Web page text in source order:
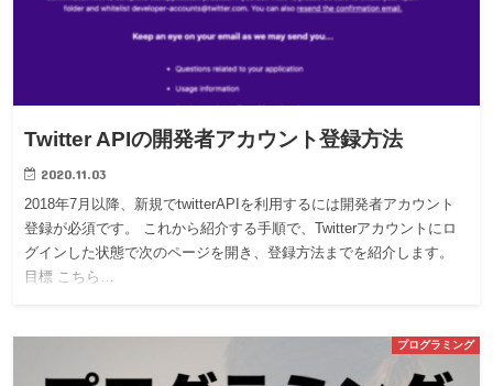
Twitter APIの開発者アカウント登録方法
2020.11.03
2018年7月以降、新規でtwitterAPIを利用するには開発者アカウント
登録が必須です。 これから紹介する手順で、Twitterアカウントにロ
グインした状態で次のページを開き、登録方法までを紹介します。
目標 こちら…
プログラミング